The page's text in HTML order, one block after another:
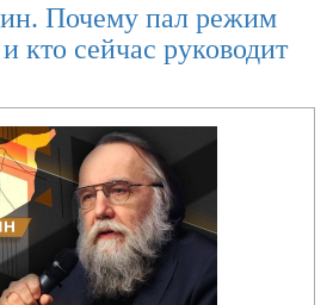
Саммит в Саудовской
Мюнхенской
Победа партии Мерца в
помешать
Украине
причины успеха
на эти и другие
радио Sputnik с
Дугиным.
Почему пал режим
кто сейчас руководит